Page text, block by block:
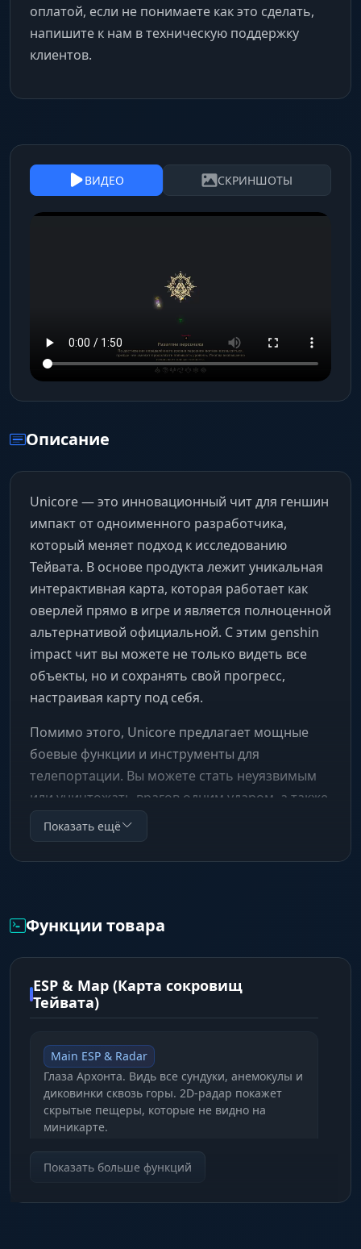
оплатой, если не понимаете как это сделать,
напишите к нам в техническую поддержку
клиентов.
ВИДЕО СКРИНШОТЫ
Описание
Unicore — это инновационный чит для геншин
импакт от одноименного разработчика,
который меняет подход к исследованию
Тейвата. В основе продукта лежит уникальная
интерактивная карта, которая работает как
оверлей прямо в игре и является полноценной
альтернативой официальной. С этим genshin
impact чит вы можете не только видеть все
объекты, но и сохранять свой прогресс,
настраивая карту под себя.
Помимо этого, Unicore предлагает мощные
боевые функции и инструменты для
телепортации. Вы можете стать неуязвимым
или уничтожать врагов одним ударом, а также
мгновенно перемещаться по миру. Проект
активно развивается, и, решив купить чит
геншин, вы сможете внести свой вклад в его
Показать ещё
Функции товара
ESP & Map (Карта сокровищ
Тейвата)
Main ESP & Radar
Глаза Архонта. Видь все сундуки, анемокулы и
диковинки сквозь горы. 2D-радар покажет
скрытые пещеры, которые не видно на
миникарте.
Мгновенный путь. Кликай прямо по
Показать больше функций